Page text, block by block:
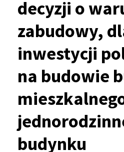
decyzji o
zabudowy,
inwestycji
na budowie
budynku